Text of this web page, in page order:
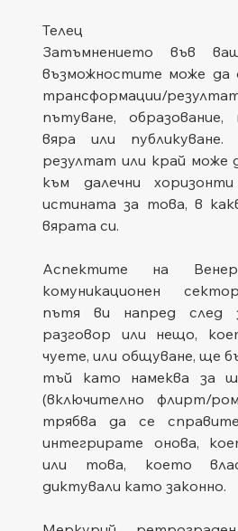
Телец
Затъмнението във
възможностите може да
трансформации/
пътуване, образование,
вяра или публикуване.
резултат или край може
към далечни
истината за това, в
вярата си.
Аспектите на
комуникационен
пътя ви напред след
разговор или нещо,
чуете, или общуване, ще
тъй като намеква за
(включително флирт/
трябва да се
интегрирате онова,
или това, което
диктували като законно.